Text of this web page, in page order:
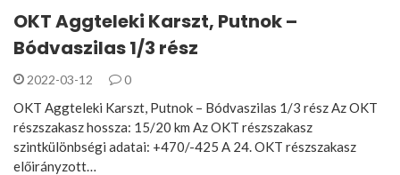
OKT Aggteleki Karszt, Putnok –
Bódvaszilas 1/3 rész
2022-03-12 0
OKT Aggteleki Karszt, Putnok – Bódvaszilas 1/3 rész Az OKT
részszakasz hossza: 15/20 km Az OKT részszakasz
szintkülönbségi adatai: +470/-425 A 24. OKT részszakasz
előirányzott…